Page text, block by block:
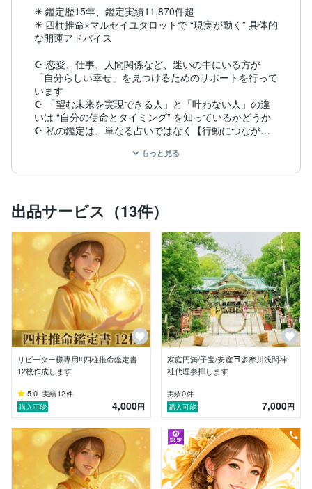
✴️ 鑑定歴15年、鑑定実績11,870件超
✴️ 四柱推命×マルセイユタロットで “現実が動く” 具体的
な開運アドバイス
☪️ 恋愛、仕事、人間関係など、迷いの中にいる方が
「自分らしい幸せ」を見つけるためのサポートを行って
います
☪️ 「望む未来を実現できる人」と「叶わない人」の違
いは “自分の使命とタイミング” を知っているかどうか
☪️ 私の鑑定は、単なる占いではなく【行動につながる
☪️ 四柱推命で宿命と運気の流れを、タロットで“今”の心
の動きを読み解きます
✅ 恋愛・離婚・結婚で悩んでいる方
✅ 相手の本音が分からず苦しい方
✅ 自分の使命・仕事・人生を再構築したい方
⭐️ 受賞歴・メディア掲載
・2023.6 ココナラ公式【認定占い師】昇格
・2023.6【結婚占いが当たる電話占い師3選】選出 http
s://coconala.com/magazine/34559
・2023.9【認定占い師5選（電話占い部門）】選出 http
s://coconala.com/curations/122
⭐️ 実績
・鑑定歴：15年
・ココナラ販売数：1,800件超
・リピート率：90％超
・ココナラ累計売上：3,000万円超
⭐️ 占術
四柱推命（鳥海流）／マルセイユタロット78枚／数秘
術／個性心理學  他
もっと見る
出品サービス（13件）
リピーター様専用‼️四柱推命鑑定書
12枚作成します
5.0 実績12件
購入可能
4,000円
家庭円満/子宝/安産⛩多摩川浅間神
社代理参拝します
実績0件
購入可能
7,000円